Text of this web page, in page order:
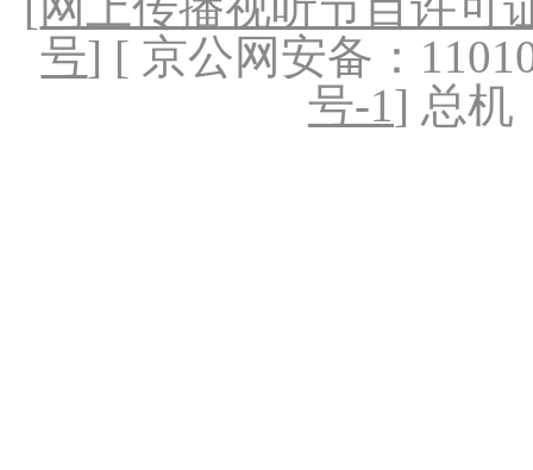
号] [ 京公网安备：
号-1] 总机